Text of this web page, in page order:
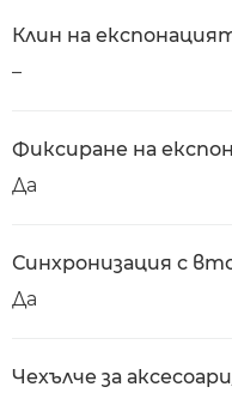
Клин на
–
Фиксиране на
Да
Синхронизация с
Да
Чехълче за